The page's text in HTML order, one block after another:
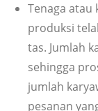
Tenaga atau
produksi
tas. Jumlah
sehingga
jumlah
pesanan